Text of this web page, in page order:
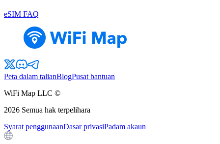
eSIM FAQ
Peta dalam talianBlogPusat bantuan
WiFi Map LLC ©
2026 Semua hak terpelihara
Syarat penggunaanDasar privasiPadam akaun